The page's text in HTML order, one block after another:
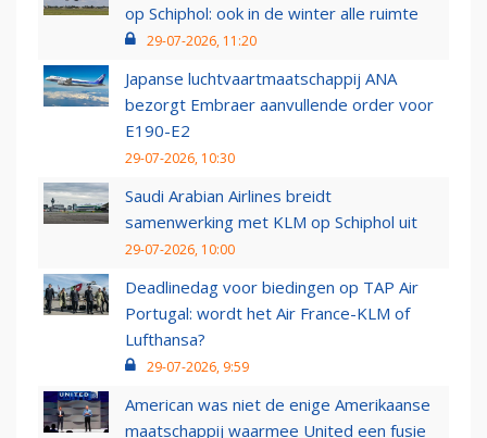
op Schiphol: ook in de winter alle ruimte
29-07-2026, 11:20
Japanse luchtvaartmaatschappij ANA
bezorgt Embraer aanvullende order voor
E190-E2
29-07-2026, 10:30
Saudi Arabian Airlines breidt
samenwerking met KLM op Schiphol uit
29-07-2026, 10:00
Deadlinedag voor biedingen op TAP Air
Portugal: wordt het Air France-KLM of
Lufthansa?
29-07-2026, 9:59
American was niet de enige Amerikaanse
maatschappij waarmee United een fusie